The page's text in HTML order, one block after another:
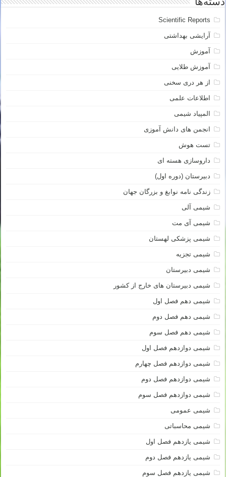
دسته‌ها
Scientific Reports
آرایشی بهداشتی
آموزش
آموزش طلایی
از هر دری سخنی
اطلاعات علمی
المپیاد شیمی
انجمن های دانش آموزی
تست هوش
داروسازی هسته ای
دبیرستان (دوره اول)
زندگی نامه نوابغ و بزرگان جهان
شیمی آلی
شیمی آی مت
شیمی پزشکی لهستان
شیمی تجزیه
شیمی دبیرستان
شیمی دبیرستان های خارج از کشور
شیمی دهم فصل اول
شیمی دهم فصل دوم
شیمی دهم فصل سوم
شیمی دوازدهم فصل اول
شیمی دوازدهم فصل چهارم
شیمی دوازدهم فصل دوم
شیمی دوازدهم فصل سوم
شیمی عمومی
شیمی محاسباتی
شیمی یازدهم فصل اول
شیمی یازدهم فصل دوم
شیمی یازدهم فصل سوم